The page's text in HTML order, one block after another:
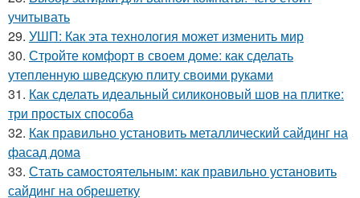
учитывать
29. УШП: Как эта технология может изменить мир
30. Стройте комфорт в своем доме: как сделать
утепленную шведскую плиту своими руками
31. Как сделать идеальный силиконовый шов на плитке:
три простых способа
32. Как правильно установить металлический сайдинг на
фасад дома
33. Стать самостоятельным: как правильно установить
сайдинг на обрешетку